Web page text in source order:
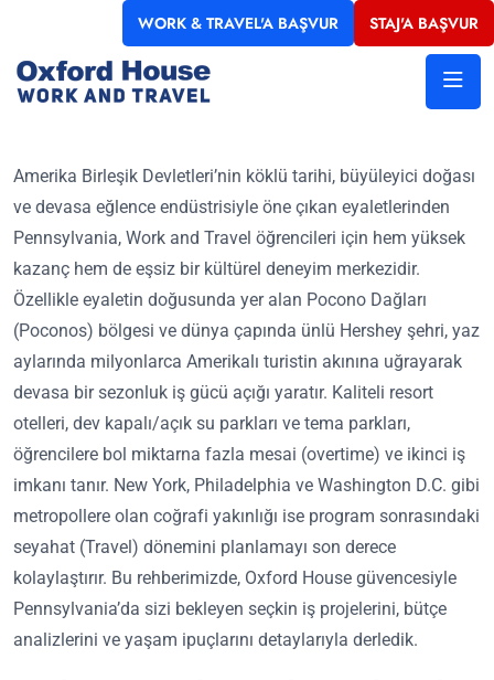
STAJ'A BAŞVUR
WORK & TRAVEL'A BAŞVUR
Amerika Birleşik Devletleri’nin köklü tarihi, büyüleyici doğası
ve devasa eğlence endüstrisiyle öne çıkan eyaletlerinden
Pennsylvania, Work and Travel öğrencileri için hem yüksek
kazanç hem de eşsiz bir kültürel deneyim merkezidir.
Özellikle eyaletin doğusunda yer alan Pocono Dağları
(Poconos) bölgesi ve dünya çapında ünlü Hershey şehri, yaz
aylarında milyonlarca Amerikalı turistin akınına uğrayarak
devasa bir sezonluk iş gücü açığı yaratır. Kaliteli resort
otelleri, dev kapalı/açık su parkları ve tema parkları,
öğrencilere bol miktarna fazla mesai (overtime) ve ikinci iş
imkanı tanır. New York, Philadelphia ve Washington D.C. gibi
metropollere olan coğrafi yakınlığı ise program sonrasındaki
seyahat (Travel) dönemini planlamayı son derece
kolaylaştırır. Bu rehberimizde, Oxford House güvencesiyle
Pennsylvania’da sizi bekleyen seçkin iş projelerini, bütçe
analizlerini ve yaşam ipuçlarını detaylarıyla derledik.